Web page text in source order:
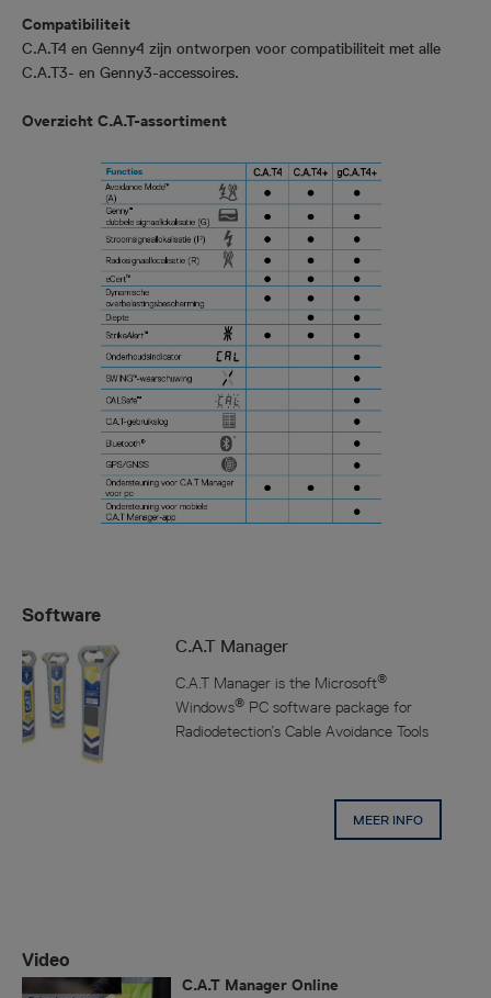
Compatibiliteit
C.A.T4 en Genny4 zijn ontworpen voor compatibiliteit met alle
C.A.T3- en Genny3-accessoires.
Overzicht C.A.T-assortiment
Software
C.A.T Manager
C.A.T Manager is the Microsoft®
Windows® PC software package for
Radiodetection’s Cable Avoidance Tools
MEER INFO
Video
C.A.T Manager Online